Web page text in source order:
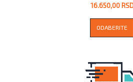
16.650,00
ODABERITE